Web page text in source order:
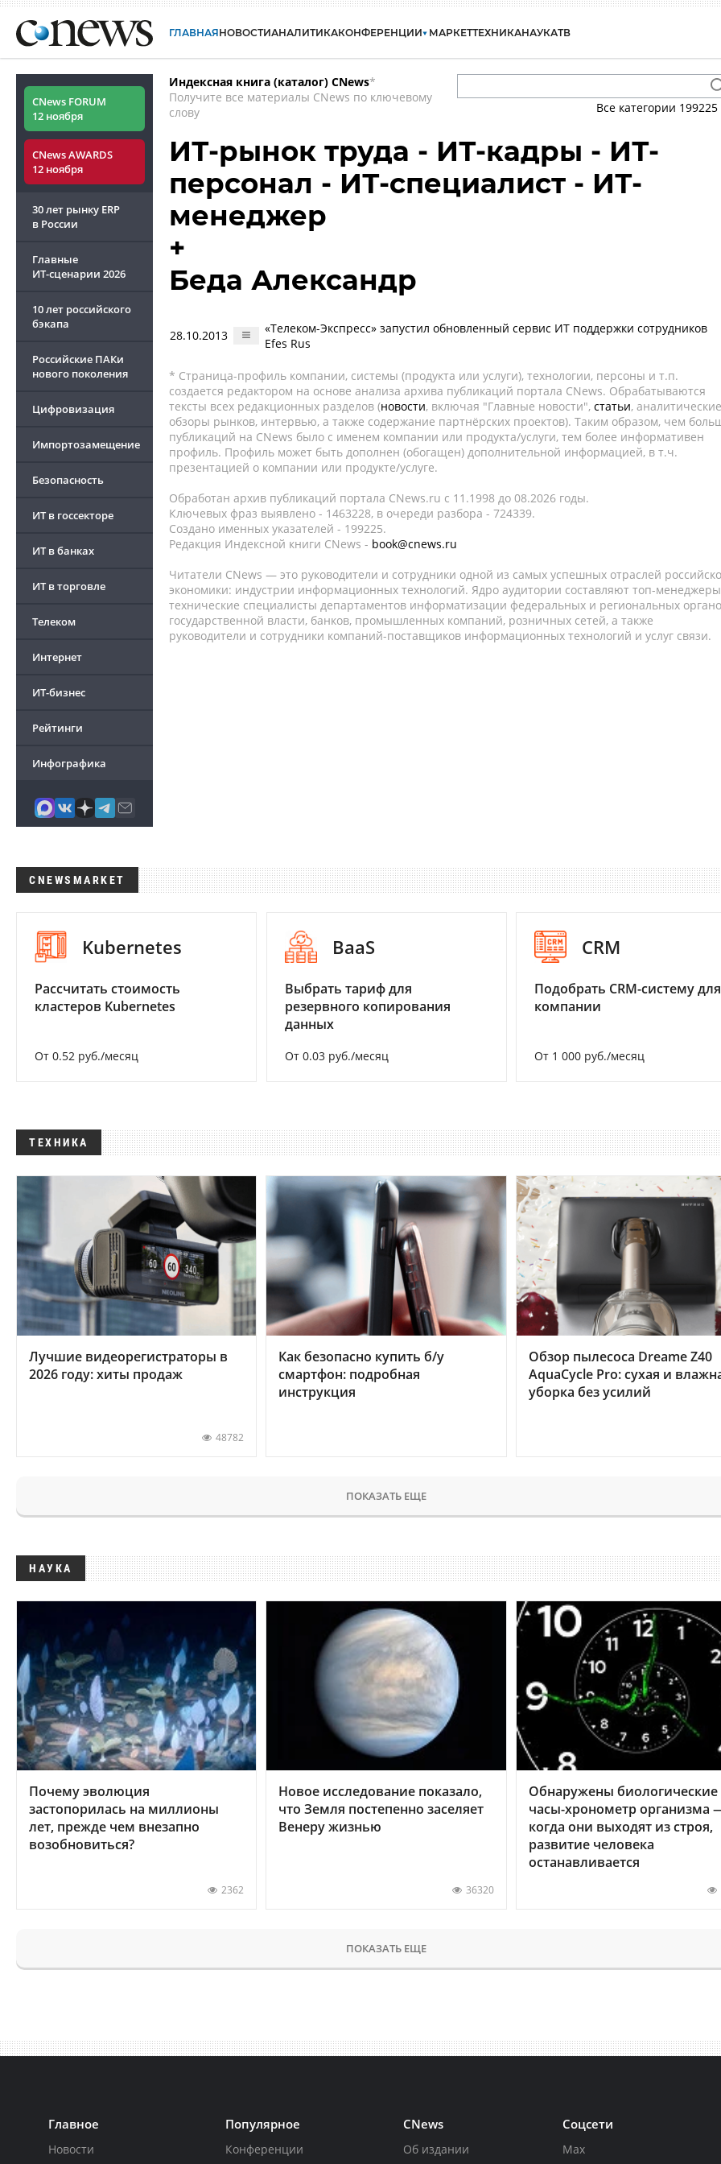
ГЛАВНАЯНОВОСТИАНАЛИТИКАКОНФЕРЕНЦИИ МАРКЕТТЕХНИКАНАУКАТВ
CNews FORUM
12 ноября
CNews AWARDS
12 ноября
30 лет рынку ERP
в России
Главные
ИТ-сценарии 2026
10 лет российского
бэкапа
Российские ПАКи
нового поколения
Цифровизация
Импортозамещение
Безопасность
ИТ в госсекторе
ИТ в банках
ИТ в торговле
Телеком
Интернет
ИТ-бизнес
Рейтинги
Инфографика
Индексная книга (каталог) CNews*
Получите все материалы CNews по ключевому
слову
Все категории 199225
ИТ-рынок труда - ИТ-кадры - ИТ-
персонал - ИТ-специалист - ИТ-
менеджер
+
Беда Александр
28.10.2013
«Телеком-Экспресс» запустил обновленный сервис ИТ поддержки сотрудников
Efes Rus
* Страница-профиль компании, системы (продукта или услуги), технологии, персоны и т.п.
создается редактором на основе анализа архива публикаций портала CNews. Обрабатываются
тексты всех редакционных разделов (новости, включая "Главные новости", статьи, аналитические
обзоры рынков, интервью, а также содержание партнёрских проектов). Таким образом, чем
публикаций на CNews было с именем компании или продукта/услуги, тем более информативен
профиль. Профиль может быть дополнен (обогащен) дополнительной информацией, в т.ч.
презентацией о компании или продукте/услуге.
Обработан архив публикаций портала CNews.ru c 11.1998 до 08.2026 годы.
Ключевых фраз выявлено - 1463228, в очереди разбора - 724339.
Создано именных указателей - 199225.
Редакция Индексной книги CNews - book@cnews.ru
Читатели CNews — это руководители и сотрудники одной из самых успешных отраслей
экономики: индустрии информационных технологий. Ядро аудитории составляют топ-
технические специалисты департаментов информатизации федеральных и региональных
государственной власти, банков, промышленных компаний, розничных сетей, а также
руководители и сотрудники компаний-поставщиков информационных технологий и услуг связи.
CNEWSMARKET
Kubernetes
Рассчитать стоимость
кластеров Kubernetes
От 0.52 руб./месяц
BaaS
Выбрать тариф для
резервного копирования
данных
От 0.03 руб./месяц
CRM
Подобрать CRM-систему для
компании
От 1 000 руб./месяц
ТЕХНИКА
Лучшие видеорегистраторы в
2026 году: хиты продаж
48782
Как безопасно купить б/у
смартфон: подробная
инструкция
Обзор пылесоса Dreame Z40
AquaCycle Pro: сухая и
уборка без усилий
ПОКАЗАТЬ ЕЩЕ
НАУКА
Почему эволюция
застопорилась на миллионы
лет, прежде чем внезапно
возобновиться?
2362
Новое исследование показало,
что Земля постепенно заселяет
Венеру жизнью
36320
Обнаружены биологические
часы-хронометр организма
когда они выходят из строя,
развитие человека
останавливается
ПОКАЗАТЬ ЕЩЕ
Главное
Новости
Популярное
Конференции
CNews
Об издании
Соцсети
Max